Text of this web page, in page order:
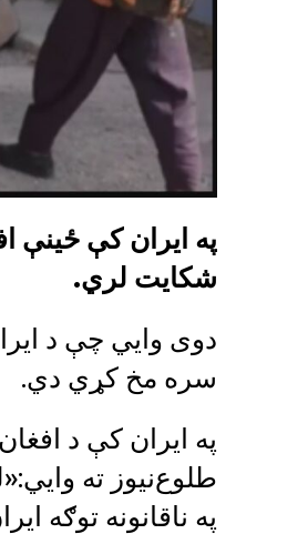
په ایران کې ځينې
شکایت لري.
دوی وايي چې د
سره مخ کړي دي.
په ایران کې د
طلوع‌نیوز ته
په ناقانونه توګه